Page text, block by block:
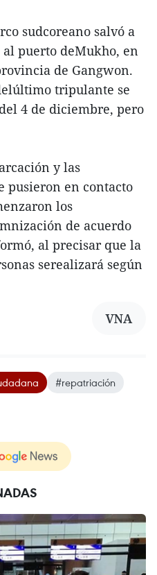
sudcoreano salvó a
puerto deMukho, en
de Gangwon.
tripulante se
4 de diciembre, pero
y las
pusieron en contacto
los
de acuerdo
al precisar que la
serealizará según
VNA
#repatriación